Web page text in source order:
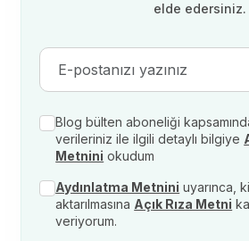
elde edersiniz.
Blog bülten aboneliği
verileriniz ile ilgili detaylı bilgiye
Metnini okudum
Aydınlatma Metnini uyarınca,
aktarılmasına Açık Rıza Metni
veriyorum.